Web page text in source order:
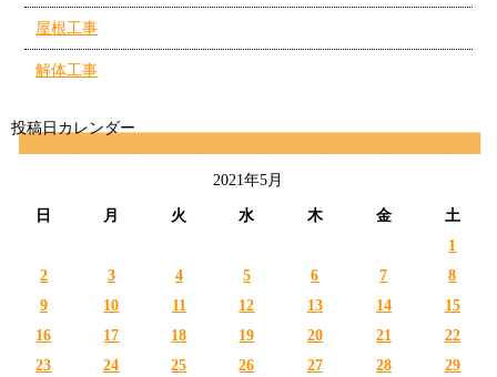
屋根工事
解体工事
投稿日カレンダー
2021年5月
日 月 火 水 木 金 土
1
2
3 4 5 6 7
8
9
10 11 12 13 14
15
16
17 18 19 20 21
22
23
24 25 26 27 28
29